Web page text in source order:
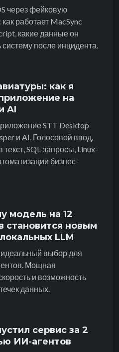
через фейковую
работает MacSync
какие данные он
систему после инцидента.
как я
на
AI
STT Desktop
и AI. Голосовой ввод,
SQL-запросы, Linux-
бизнес-
модель на 12
становится новым
LLM
выбор для
Мощная
и возможность
данных.
сервис за 2
ИИ-агентов